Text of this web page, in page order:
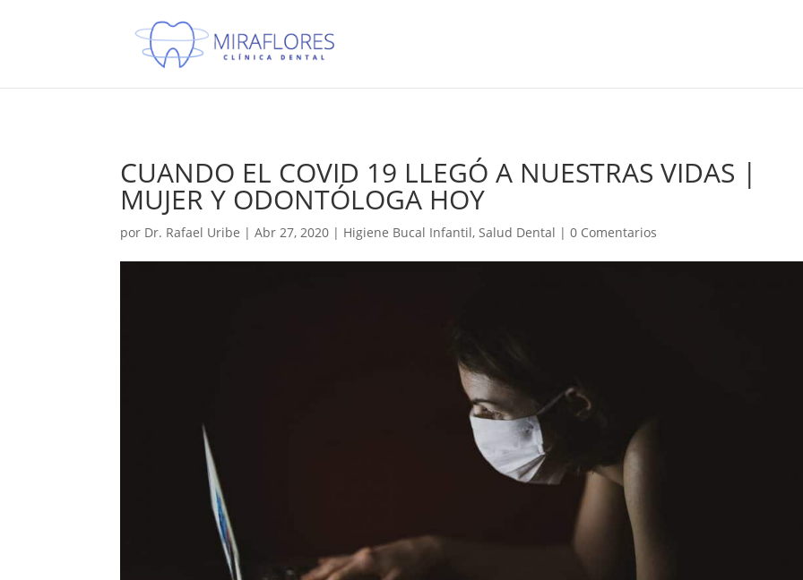
CUANDO EL COVID 19 LLEGÓ A NUESTRAS VIDAS |
MUJER Y ODONTÓLOGA HOY
por Dr. Rafael Uribe |Abr 27, 2020 | Higiene Bucal Infantil,Salud Dental |0 Comentarios